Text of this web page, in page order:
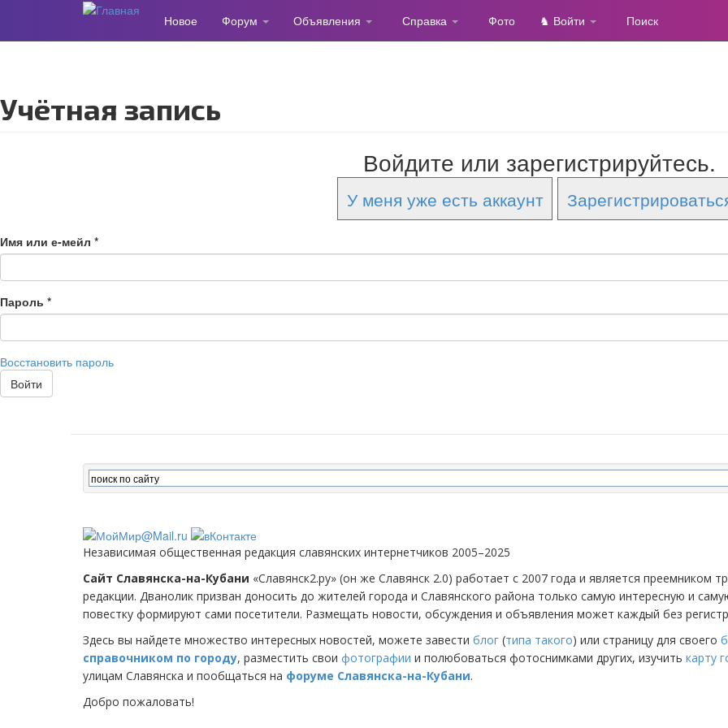
содержанию
Новое Форум Объявления Справка Фото ♞ Войти Поиск
Учётная запись
Войдите или зарегистрируйтесь.
У меня уже есть аккаунт
Имя или е-мейл *
Пароль *
Восстановить пароль
Войти
Независимая общественная редакция славянских интернетчиков 2005–2025
Сайт Славянска-на-Кубани «Славянск2.ру» (он же Славянск 2.0) работает с 2007 года и является преемником
редакции. Дванолик призван доносить до жителей города и Славянского района только самую интересную и
повестку формируют сами посетители. Размещать новости, обсуждения и объявления может каждый без
Здесь вы найдете множество интересных новостей, можете завести блог (типа такого) или страницу для своего
справочником по городу, разместить свои фотографии и полюбоваться фотоснимками других, изучить карту
улицам Славянска и пообщаться на форуме Славянска-на-Кубани.
Добро пожаловать!